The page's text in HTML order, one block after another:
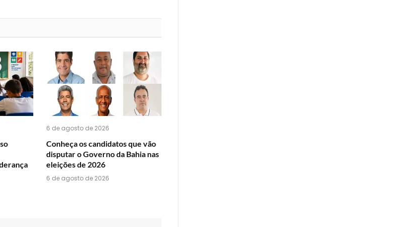
do
WhatsApp?
6 de agosto de 2026
Conheça os candidatos que vão
disputar o Governo da Bahia nas
eleições de 2026
6 de agosto de 2026